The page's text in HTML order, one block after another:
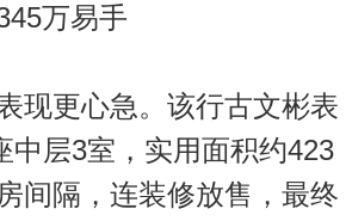
万易手
现更心急。该行古文彬表
中层3室，实用面积约423
间隔，连装修放售，最终